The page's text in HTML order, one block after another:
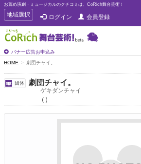
お薦め演劇・ミュージカルのクチコミは、CoRich舞台芸術！
T
o
g
g
e
n
a
v
i
a
t
地域選択 ログイン 会員登録
バナー広告お申込み
HOME 劇団チャイ。
団体 劇団チャイ。
ゲキダンチャイ
（）